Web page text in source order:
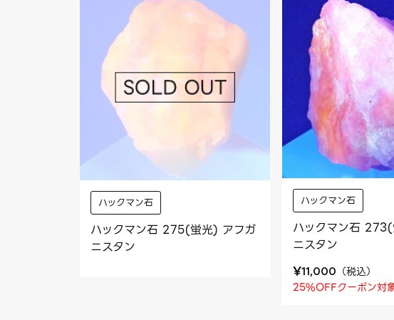
ハックマン石
ハックマン石 275(蛍光) アフガ
ニスタン
ハックマン石
ハックマン石
ニスタン
¥11,000 （税込）
25%OFFクーポン対